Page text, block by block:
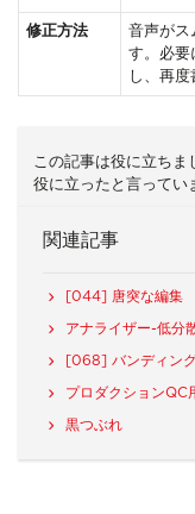
修正方法
音声がス
す。必要
し、再度
この記事は役に立ちま
役に立ったと言ってい
関連記事
[044] 唐突な編集
アナライザー-低分
[068] バンディン
プロダクションQC
黒つぶれ